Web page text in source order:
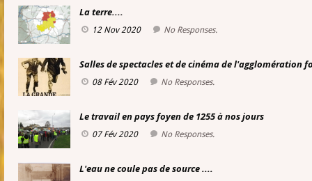
La terre....
12 Nov 2020 No Responses.
Salles de spectacles et de cinéma de l'agglomération
08 Fév 2020 No Responses.
Le travail en pays foyen de 1255 à nos jours
07 Fév 2020 No Responses.
L'eau ne coule pas de source ....